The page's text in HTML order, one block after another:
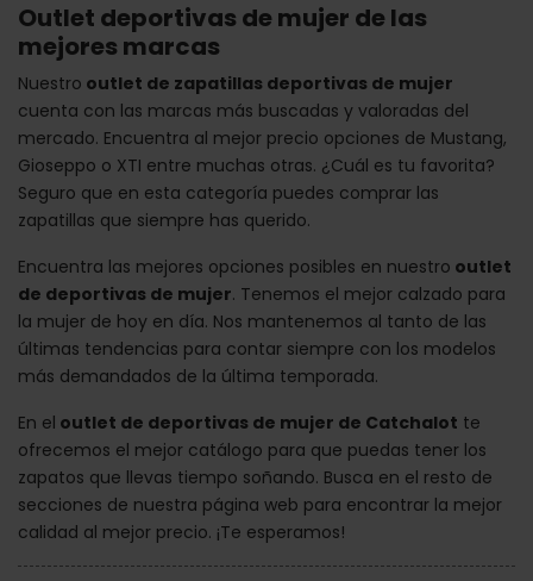
Outlet deportivas de mujer de las
mejores marcas
Nuestro outlet de zapatillas deportivas de mujer
cuenta con las marcas más buscadas y valoradas del
mercado. Encuentra al mejor precio opciones de Mustang,
Gioseppo o XTI entre muchas otras. ¿Cuál es tu favorita?
Seguro que en esta categoría puedes comprar las
zapatillas que siempre has querido.
Encuentra las mejores opciones posibles en nuestro outlet
de deportivas de mujer. Tenemos el mejor calzado para
la mujer de hoy en día. Nos mantenemos al tanto de las
últimas tendencias para contar siempre con los modelos
más demandados de la última temporada.
En el outlet de deportivas de mujer de Catchalot te
ofrecemos el mejor catálogo para que puedas tener los
zapatos que llevas tiempo soñando. Busca en el resto de
secciones de nuestra página web para encontrar la mejor
calidad al mejor precio. ¡Te esperamos!